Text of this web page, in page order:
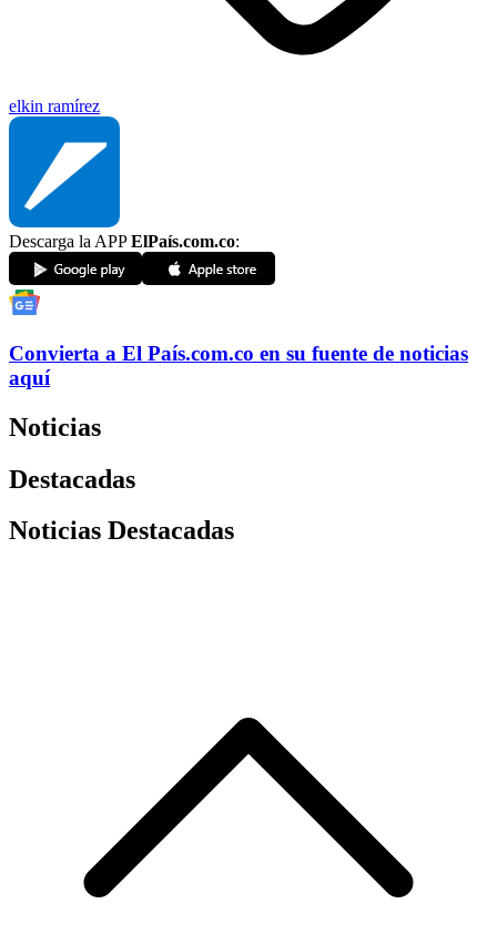
elkin ramírez
Descarga la APPElPaís.com.co:
Convierta a El País.com.co en su fuente de noticias
aquí
Noticias
Destacadas
Noticias Destacadas